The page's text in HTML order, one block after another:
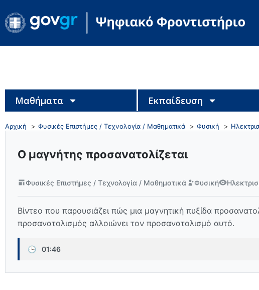
Μαθήματα Εκπαίδευση
Αρχική Φυσικές Επιστήμες / Τεχνολογία / Μαθηματικά Φυσική
Ο μαγνήτης προσανατολίζεται
Φυσικές Επιστήμες / Τεχνολογία / Μαθηματικά Φυσική
Βίντεο που παρουσιάζει πώς μια μαγνητική πυξίδα
προσανατολισμός αλλοιώνει τον προσανατολισμό αυτό.
🕒 01:46